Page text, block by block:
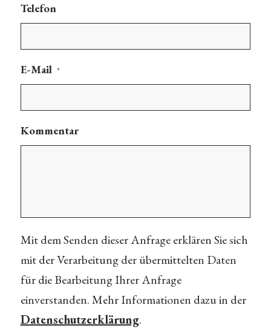
Telefon
E-Mail *
Kommentar
Mit dem Senden dieser Anfrage erklären Sie sich
mit der Verarbeitung der übermittelten Daten
für die Bearbeitung Ihrer Anfrage
einverstanden. Mehr Informationen dazu in der
Datenschutzerklärung.